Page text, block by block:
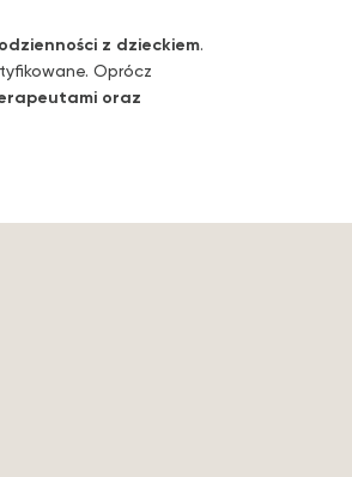
z dzieckiem.
Oprócz
oraz